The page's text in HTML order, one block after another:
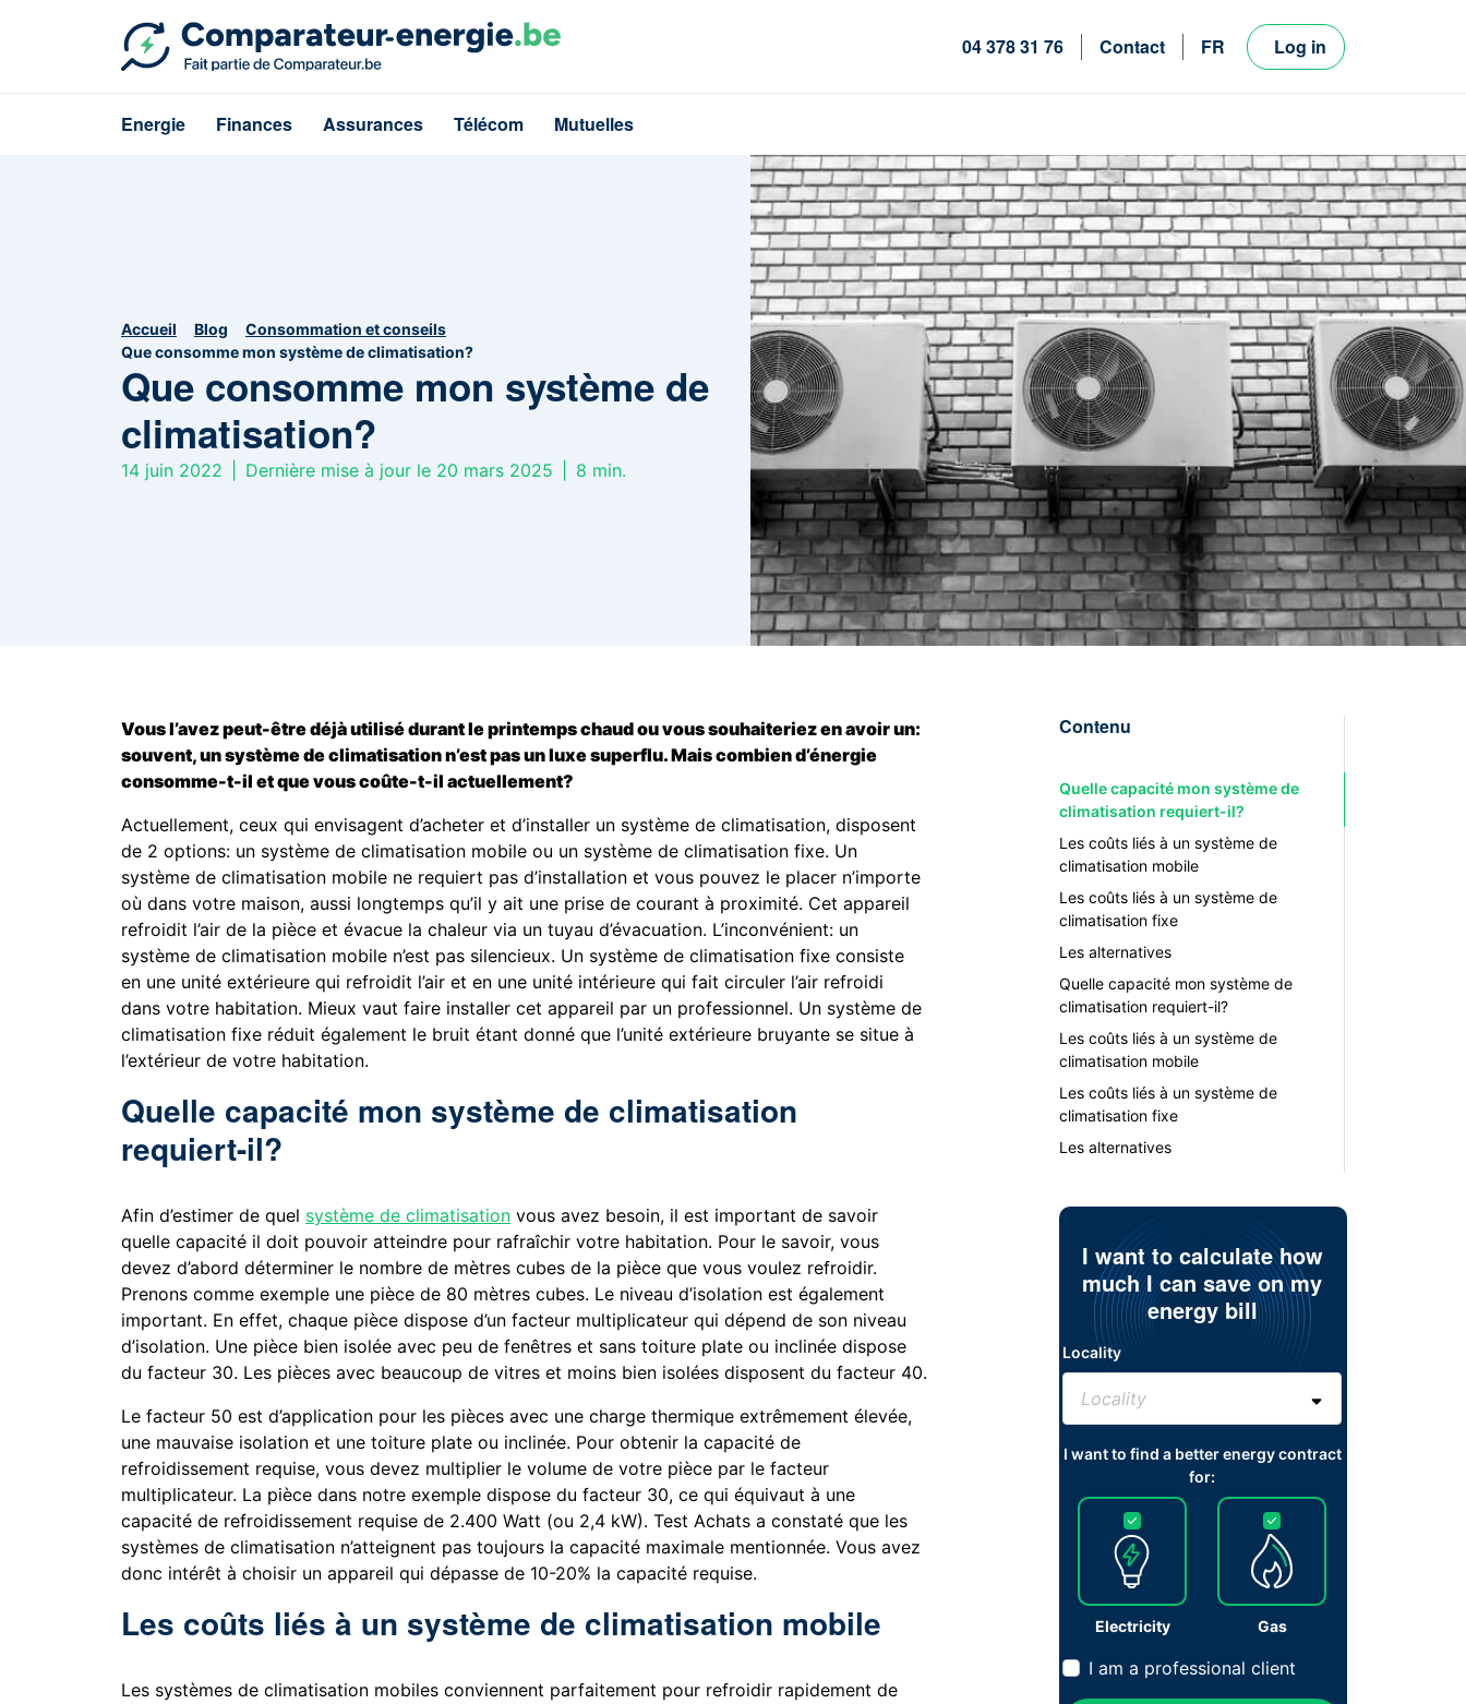
04 378 31 76 Contact
FR
Log in
Energie Finances Assurances Télécom Mutuelles
Accueil Blog
Consommation et conseils
Que consomme mon système de climatisation?
Que consomme mon système de
climatisation?
14 juin 2022 Dernière mise à jour le 20 mars 2025 8 min.
Vous l’avez peut-être déjà utilisé durant le printemps chaud ou vous souhaiteriez en avoir un:
souvent, un système de climatisation n’est pas un luxe superflu. Mais combien d’énergie
consomme-t-il et que vous coûte-t-il actuellement?
Actuellement, ceux qui envisagent d’acheter et d’installer un système de climatisation, disposent
de 2 options: un système de climatisation mobile ou un système de climatisation fixe. Un
système de climatisation mobile ne requiert pas d’installation et vous pouvez le placer n’importe
où dans votre maison, aussi longtemps qu’il y ait une prise de courant à proximité. Cet appareil
refroidit l’air de la pièce et évacue la chaleur via un tuyau d’évacuation. L’inconvénient: un
système de climatisation mobile n’est pas silencieux. Un système de climatisation fixe consiste
en une unité extérieure qui refroidit l’air et en une unité intérieure qui fait circuler l’air refroidi
dans votre habitation. Mieux vaut faire installer cet appareil par un professionnel. Un système de
climatisation fixe réduit également le bruit étant donné que l’unité extérieure bruyante se situe à
l’extérieur de votre habitation.
Quelle capacité mon système de climatisation
requiert-il?
Afin d’estimer de quel système de climatisation vous avez besoin, il est important de savoir
quelle capacité il doit pouvoir atteindre pour rafraîchir votre habitation. Pour le savoir, vous
devez d’abord déterminer le nombre de mètres cubes de la pièce que vous voulez refroidir.
Prenons comme exemple une pièce de 80 mètres cubes. Le niveau d’isolation est également
important. En effet, chaque pièce dispose d’un facteur multiplicateur qui dépend de son niveau
d’isolation. Une pièce bien isolée avec peu de fenêtres et sans toiture plate ou inclinée dispose
du facteur 30. Les pièces avec beaucoup de vitres et moins bien isolées disposent du facteur 40.
Le facteur 50 est d’application pour les pièces avec une charge thermique extrêmement élevée,
une mauvaise isolation et une toiture plate ou inclinée. Pour obtenir la capacité de
refroidissement requise, vous devez multiplier le volume de votre pièce par le facteur
multiplicateur. La pièce dans notre exemple dispose du facteur 30, ce qui équivaut à une
capacité de refroidissement requise de 2.400 Watt (ou 2,4 kW). Test Achats a constaté que les
systèmes de climatisation n’atteignent pas toujours la capacité maximale mentionnée. Vous avez
donc intérêt à choisir un appareil qui dépasse de 10-20% la capacité requise.
Les coûts liés à un système de climatisation mobile
Les systèmes de climatisation mobiles conviennent parfaitement pour refroidir rapidement de
Contenu
Quelle capacité mon système de
climatisation requiert-il?
Les coûts liés à un système de
climatisation mobile
Les coûts liés à un système de
climatisation fixe
Les alternatives
Quelle capacité mon système de
climatisation requiert-il?
Les coûts liés à un système de
climatisation mobile
Les coûts liés à un système de
climatisation fixe
Les alternatives
I want to calculate how
much I can save on my
energy bill
Locality
I want to find a better energy contract
for:
Electricity Gas
I am a professional client